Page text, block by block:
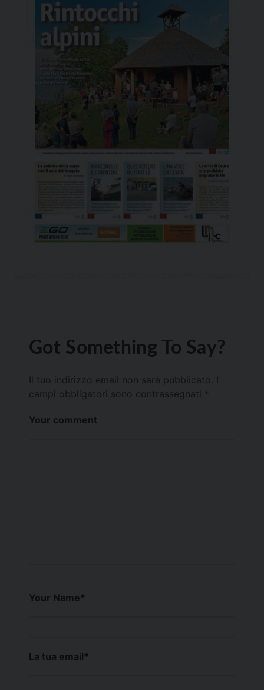
Got Something To Say?
Il tuo indirizzo email non sarà pubblicato.
campi obbligatori sono contrassegnati *
Your comment
Your Name*
La tua email*